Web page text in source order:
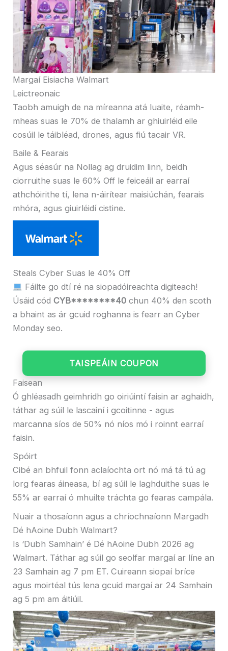
Margaí Eisiacha Walmart
Leictreonaic
Taobh amuigh de na míreanna atá luaite, réamh-
mheas suas le 70% de thalamh ar ghiuirléid eile
cosúil le táibléad, drones, agus fiú tacair VR.
Baile & Fearais
Agus séasúr na Nollag ag druidim linn, beidh
ciorruithe suas le 60% Off le feiceáil ar earraí
athchóirithe tí, lena n-áirítear maisiúchán, fearais
mhóra, agus giuirléidí cistine.
Steals Cyber ​​Suas le 40% Off
Fáilte go dtí ré na siopadóireachta digiteach!
Úsáid cód CYB********40 chun 40% den scoth
a bhaint as ár gcuid roghanna is fearr an Cyber ​​​​
Monday seo.
TAISPEÁIN COUPON
Faisean
Ó ghléasadh geimhridh go oiriúintí faisin ar aghaidh,
táthar ag súil le lascainí i gcoitinne - agus
marcanna síos de 50% nó níos mó i roinnt earraí
faisin.
Spóirt
Cibé an bhfuil fonn aclaíochta ort nó má tá tú ag
lorg fearas áineasa, bí ag súil le laghduithe suas le
55% ar earraí ó mhuilte tráchta go fearas campála.
Nuair a thosaíonn agus a chríochnaíonn Margadh
Dé hAoine Dubh Walmart?
Is ‘Dubh Samhain’ é Dé hAoine Dubh 2026 ag
Walmart. Táthar ag súil go seolfar margaí ar líne an
23 Samhain ag 7 pm ET. Cuireann siopaí bríce
agus moirtéal tús lena gcuid margaí ar 24 Samhain
ag 5 pm am áitiúil.